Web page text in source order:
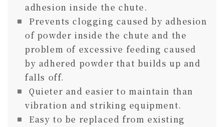
adhesion inside the chute.
Prevents clogging caused by adhesion
of powder inside the chute and the
problem of excessive feeding caused
by adhered powder that builds up and
falls off.
Quieter and easier to maintain than
vibration and striking equipment.
Easy to be replaced from existing